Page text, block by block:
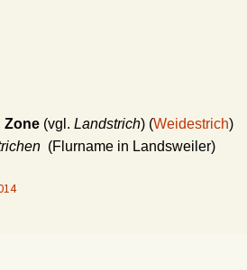
Zone (vgl. Landstrich) (Weidestrich)
(Flurname in Landsweiler)